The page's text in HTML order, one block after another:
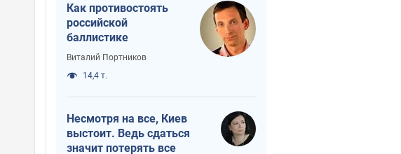
Как противостоять
российской
баллистике
Виталий Портников
14,4 т.
Несмотря на все, Киев
выстоит. Ведь сдаться
значит потерять все